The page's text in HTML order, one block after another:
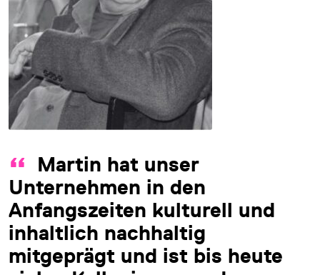
Martin hat unser
Unternehmen in den
Anfangszeiten kulturell und
inhaltlich nachhaltig
mitgeprägt und ist bis heute